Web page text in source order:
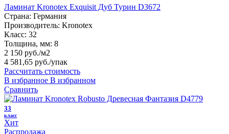
Ламинат Kronotex Exquisit Дуб Турин D3672
Страна: Германия
Производитель: Kronotex
Класс: 32
Толщина, мм: 8
2 150 руб./м2
4 581,65 руб./упак
Рассчитать стоимость
В избранное В избранном
Сравнить
33
класс
Хит
Распродажа